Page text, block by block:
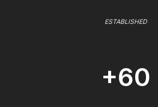
ESTABLISHED
+60